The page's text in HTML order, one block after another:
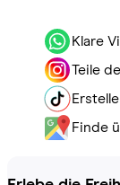
Klare
Teile
Finde